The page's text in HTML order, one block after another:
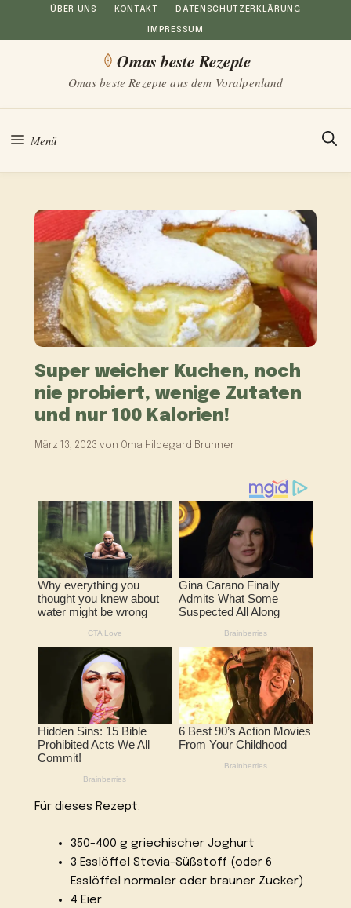
Inhalt
ÜBER UNS KONTAKT DATENSCHUTZERKLÄRUNG
IMPRESSUM
Omas beste Rezepte
Omas beste Rezepte aus dem Voralpenland
Menü
Super weicher Kuchen, noch
nie probiert, wenige Zutaten
und nur 100 Kalorien!
März 13, 2023 von Oma Hildegard Brunner
Für dieses Rezept:
350-400 g griechischer Joghurt
3 Esslöffel Stevia-Süßstoff (oder 6
Esslöffel normaler oder brauner Zucker)
4 Eier